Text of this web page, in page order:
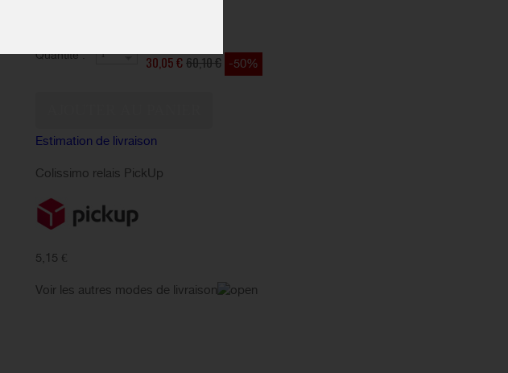
Quantité : 30,05 €60,10 € -50%
Estimation de livraison
Colissimo relais PickUp
5,15 €
Voir les autres modes de livraison